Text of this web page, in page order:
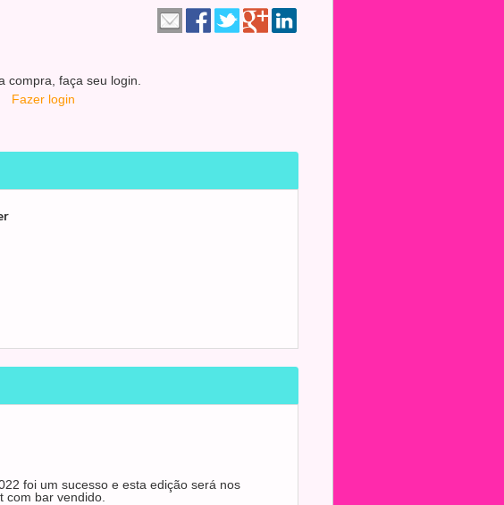
compra, faça seu login.
Fazer login
foi um sucesso e esta edição será nos
com bar vendido.